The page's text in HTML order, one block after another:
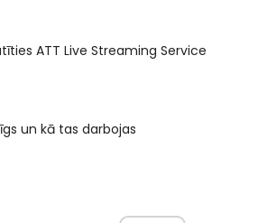
ATT Live Streaming Service
un kā tas darbojas